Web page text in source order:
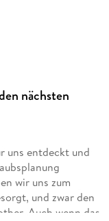
nächsten
uns entdeckt und
wir uns zum
und zwar den
Auch wenn das